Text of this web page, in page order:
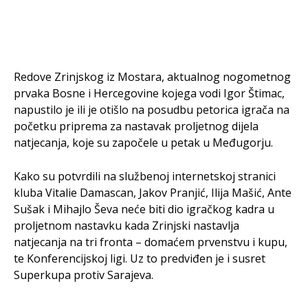
Redove Zrinjskog iz Mostara, aktualnog nogometnog
prvaka Bosne i Hercegovine kojega vodi Igor Štimac,
napustilo je ili je otišlo na posudbu petorica igrača na
početku priprema za nastavak proljetnog dijela
natjecanja, koje su započele u petak u Međugorju.
Kako su potvrdili na službenoj internetskoj stranici
kluba Vitalie Damascan, Jakov Pranjić, Ilija Mašić, Ante
Sušak i Mihajlo Ševa neće biti dio igračkog kadra u
proljetnom nastavku kada Zrinjski nastavlja
natjecanja na tri fronta – domaćem prvenstvu i kupu,
te Konferencijskoj ligi. Uz to predviđen je i susret
Superkupa protiv Sarajeva.